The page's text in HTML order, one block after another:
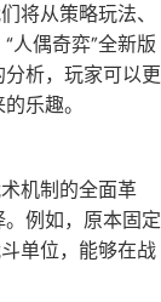
将从策略玩法、
人偶奇弈”全新版
析，玩家可以更
乐趣。
机制的全面革
例如，原本固定
单位，能够在战